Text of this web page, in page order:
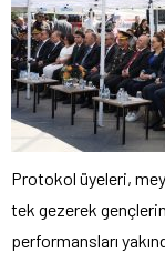
Protokol üyeleri,
tek gezerek
performansları